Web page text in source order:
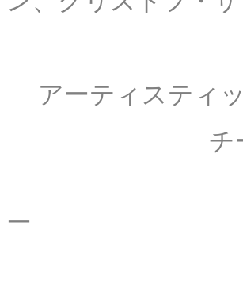
アーティスティ
チーフ・カ
ー
カメラ補